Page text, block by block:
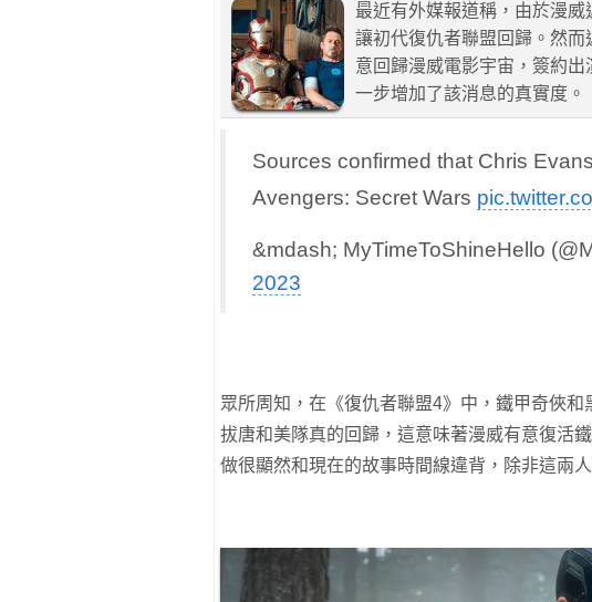
最近有外媒報道稱，由於漫
讓初代復仇者聯盟回歸。然而
意回歸漫威電影宇宙，簽約
一步增加了該消息的真實度。
Sources confirmed that Chris
Avengers: Secret Wars
&mdash; MyTimeToShineHello
2023
眾所周知，在《復仇者聯盟4》中，鐵甲奇俠
拔唐和美隊真的回歸，這意味著漫威有意復活
做很顯然和現在的故事時間線違背，除非這兩